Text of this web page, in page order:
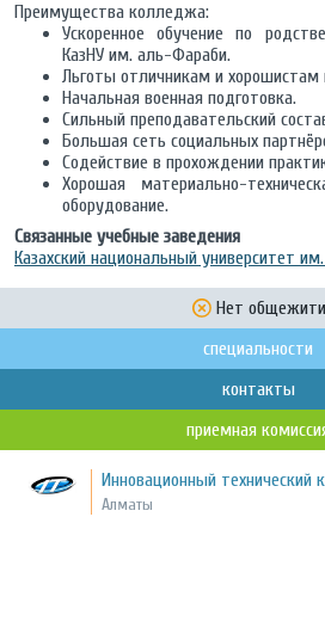
Преимущества колледжа:
Ускоренное обучение по
КазНУ им. аль-Фараби.
Льготы отличникам и хорошистам
Начальная военная подготовка.
Сильный преподавательский
Большая сеть социальных
Содействие в прохождении
Хорошая материально-
оборудование.
Связанные учебные заведения
Казахский национальный университет
Нет
специальности
контакты
приемная
Инновационный технический
Алматы